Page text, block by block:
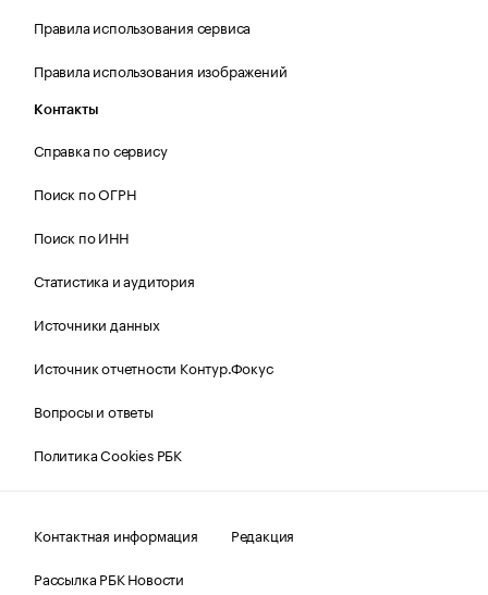
Правила использования сервиса
Правила использования изображений
Контакты
Справка по сервису
Поиск по ОГРН
Поиск по ИНН
Статистика и аудитория
Источники данных
Источник отчетности Контур.Фокус
Вопросы и ответы
Политика Cookies РБК
Контактная информация
Редакция
Рассылка РБК Новости